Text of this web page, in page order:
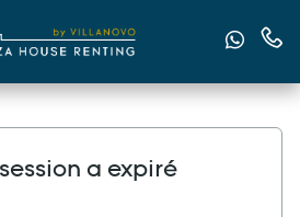
Nous
a expiré